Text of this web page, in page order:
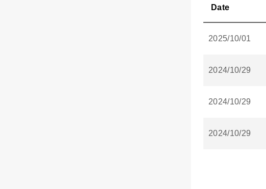
Date
2025/10/01
2024/10/29
2024/10/29
2024/10/29